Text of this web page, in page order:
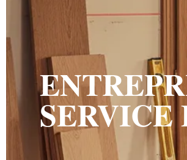
SERVICE